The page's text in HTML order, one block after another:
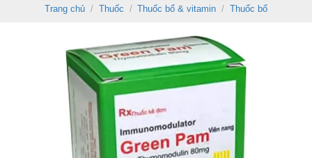
Trang chủ / Thuốc / Thuốc bổ & vitamin / Thuốc bổ